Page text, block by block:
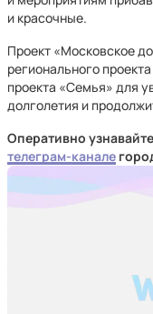
и красочные.
Проект «Московское
регионального
проекта «Семья» для
долголетия и
Оперативно
телеграм-канале